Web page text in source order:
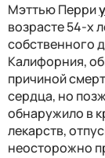
Мэттью Перри
возрасте 54-х
собственного
Калифорния,
причиной
сердца, но
обнаружило в
лекарств,
неосторожно